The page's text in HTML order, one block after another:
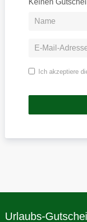
Keinen
Ich akzeptiere
Urlaubs-